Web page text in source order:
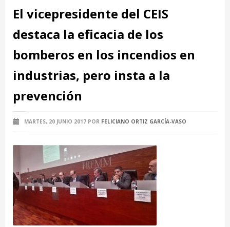
El vicepresidente del CEIS
destaca la eficacia de los
bomberos en los incendios en
industrias, pero insta a la
prevención
MARTES, 20 JUNIO 2017 POR FELICIANO ORTIZ GARCÍA-VASO